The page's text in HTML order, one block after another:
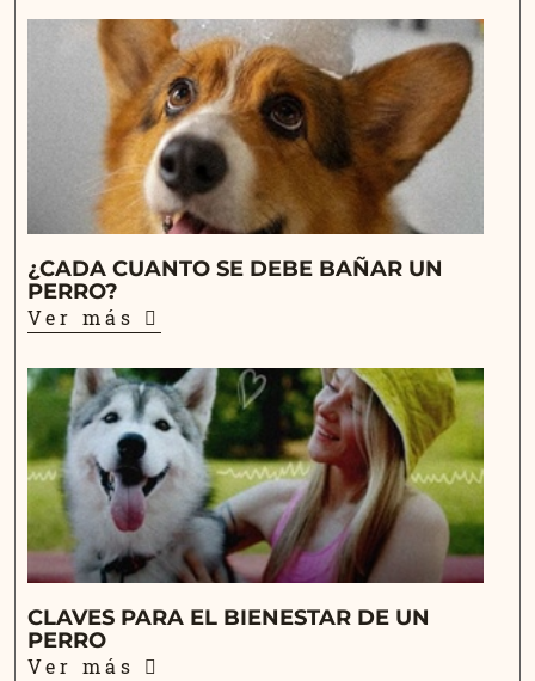
¿CADA CUANTO SE DEBE BAÑAR UN
PERRO?
Ver más
CLAVES PARA EL BIENESTAR DE UN
PERRO
Ver más